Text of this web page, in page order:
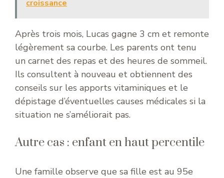
croissance
Après trois mois, Lucas gagne 3 cm et remonte
légèrement sa courbe. Les parents ont tenu
un carnet des repas et des heures de sommeil.
Ils consultent à nouveau et obtiennent des
conseils sur les apports vitaminiques et le
dépistage d’éventuelles causes médicales si la
situation ne s’améliorait pas.
Autre cas : enfant en haut percentile
Une famille observe que sa fille est au 95e